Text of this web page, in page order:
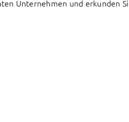
Unternehmen und erkunden